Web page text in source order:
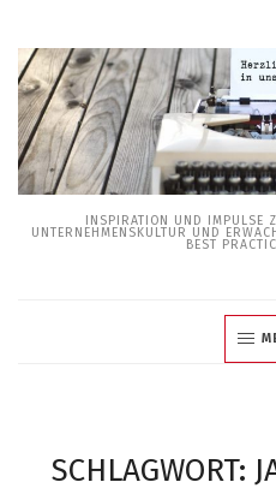
Skip
to
content
INSPIRATION UND IMPULSE
UNTERNEHMENSKULTUR UND
BEST
SCHLAGWORT: